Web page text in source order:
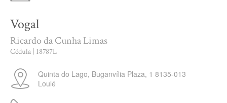
Vogal
Ricardo da Cunha Limas
Cédula | 18787L
Quinta do Lago, Buganvília Plaza, 1 8135-013
Loulé